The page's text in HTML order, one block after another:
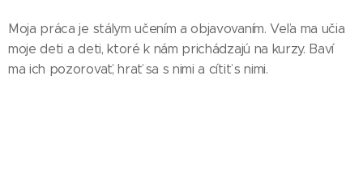
Moja práca je stálym učením a objavovaním. Veľa ma učia
moje deti a deti, ktoré k nám prichádzajú na kurzy. Baví
ma ich pozorovať, hrať sa s nimi a cítiť s nimi.